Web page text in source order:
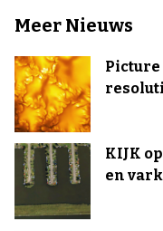
Meer Nieuws
Picture
KIJK
en